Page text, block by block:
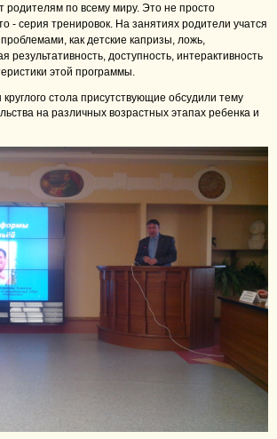
родителям по всему миру. Это не просто
- серия тренировок. На занятиях родители учатся
как детские капризы, ложь,
результативность, доступность, интерактивность
этой программы.
стола присутствующие обсудили тему
на различных возрастных этапах ребенка и